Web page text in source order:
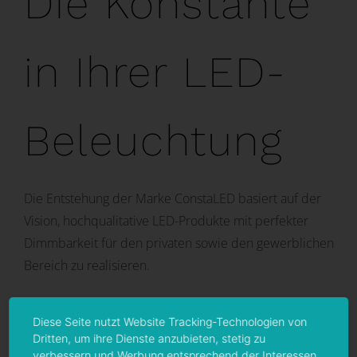
in Ihrer LED-
Beleuchtung
Die Entstehung der Marke ConstaLED basiert auf der
Vision, hochqualitative LED-Produkte mit perfekter
Dimmbarkeit für den privaten sowie den gewerblichen
Bereich zu realisieren.
Wir konzentrieren uns auf LED-Produkte, die auf Basis
von 24V Konstantspannung (CV) arbeiten und somit eine
perfekte Dimmung über geeignete DALI- oder KNX-
Diese Seite nutzt Website Tracking-Technologien von
Dritten, um ihre Dienste anzubieten, stetig zu